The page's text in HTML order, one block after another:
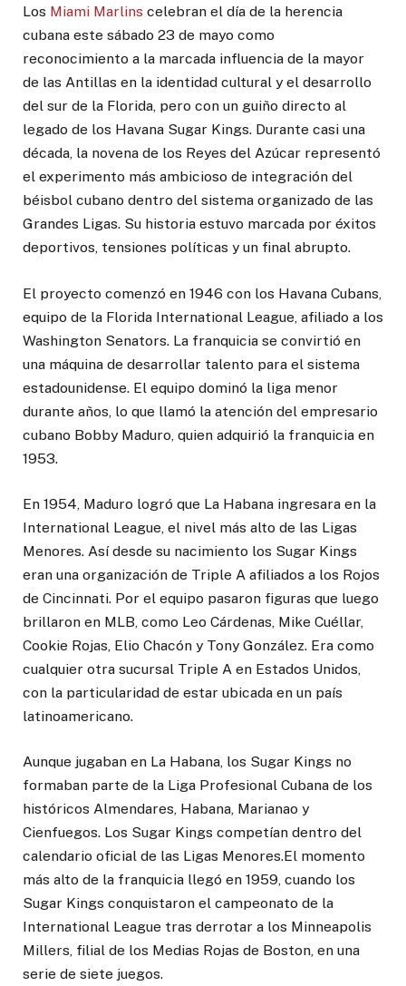
Los Miami Marlins celebran el día de la herencia
cubana este sábado 23 de mayo como
reconocimiento a la marcada influencia de la mayor
de las Antillas en la identidad cultural y el desarrollo
del sur de la Florida, pero con un guiño directo al
legado de los Havana Sugar Kings. Durante casi una
década, la novena de los Reyes del Azúcar representó
el experimento más ambicioso de integración del
béisbol cubano dentro del sistema organizado de las
Grandes Ligas. Su historia estuvo marcada por éxitos
deportivos, tensiones políticas y un final abrupto.
El proyecto comenzó en 1946 con los Havana Cubans,
equipo de la Florida International League, afiliado a los
Washington Senators. La franquicia se convirtió en
una máquina de desarrollar talento para el sistema
estadounidense. El equipo dominó la liga menor
durante años, lo que llamó la atención del empresario
cubano Bobby Maduro, quien adquirió la franquicia en
1953.
En 1954, Maduro logró que La Habana ingresara en la
International League, el nivel más alto de las Ligas
Menores. Así desde su nacimiento los Sugar Kings
eran una organización de Triple A afiliados a los Rojos
de Cincinnati. Por el equipo pasaron figuras que luego
brillaron en MLB, como Leo Cárdenas, Mike Cuéllar,
Cookie Rojas, Elio Chacón y Tony González. Era como
cualquier otra sucursal Triple A en Estados Unidos,
con la particularidad de estar ubicada en un país
latinoamericano.
Aunque jugaban en La Habana, los Sugar Kings no
formaban parte de la Liga Profesional Cubana de los
históricos Almendares, Habana, Marianao y
Cienfuegos. Los Sugar Kings competían dentro del
calendario oficial de las Ligas Menores.El momento
más alto de la franquicia llegó en 1959, cuando los
Sugar Kings conquistaron el campeonato de la
International League tras derrotar a los Minneapolis
Millers, filial de los Medias Rojas de Boston, en una
serie de siete juegos.